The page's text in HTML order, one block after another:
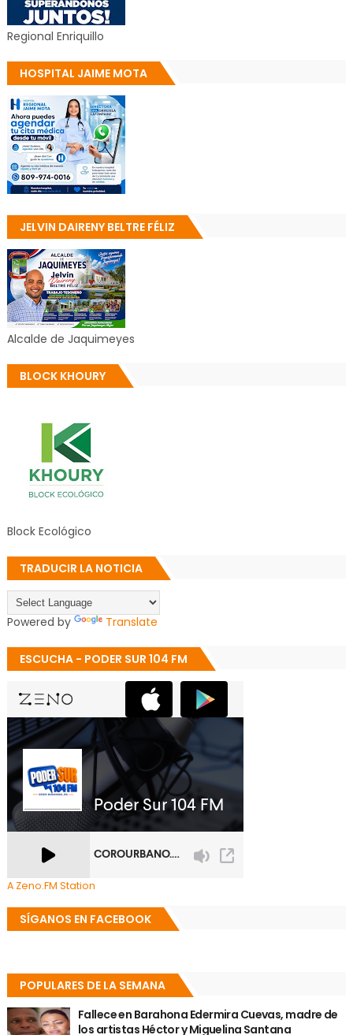
Regional Enriquillo
HOSPITAL JAIME MOTA
JELVIN DAIRENY BELTRE FÉLIZ
Alcalde de Jaquimeyes
BLOCK KHOURY
Block Ecológico
TRADUCIR LA NOTICIA
Powered by Translate
ESCUCHA - PODER SUR 104 FM
A Zeno.FM Station
SÍGANOS EN FACEBOOK
POPULARES DE LA SEMANA
Fallece en Barahona Edermira Cuevas, madre de
los artistas Héctor y Miguelina Santana